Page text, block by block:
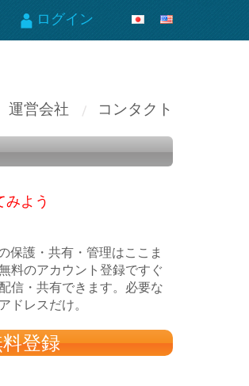
ログイン
運営会社 コンタクト
みよう
保護・共有・管理はここま
料のアカウント登録ですぐ
信・共有できます。必要な
ドレスだけ。
登録